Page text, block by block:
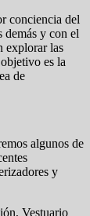
conciencia del
y con el
explorar las
es la
de
algunos de
y
Vestuario